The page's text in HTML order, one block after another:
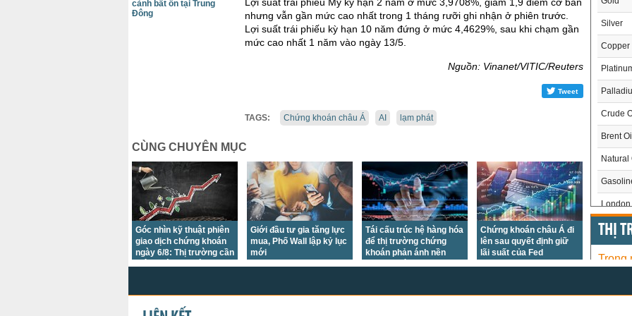
nhưng vẫn gần mức cao nhất trong 1 tháng rưỡi ghi nhận ở phiên trước.
Lợi suất trái phiếu kỳ hạn 10 năm đứng ở mức 4,4629%, sau khi chạm gần
mức cao nhất 1 năm vào ngày 13/5.
Nguồn: Vinanet/VITIC/Reuters
Tweet
TAGS: Chứng khoán châu Á AI lạm phát
cảnh bất ổn tại Trung
Đông
CÙNG CHUYÊN MỤC
Góc nhìn kỹ thuật phiên
giao dịch chứng khoán
ngày 6/8: Thị trường cần
Giới đầu tư gia tăng lực
mua, Phố Wall lập kỷ lục
mới
Tái cấu trúc hệ hàng hóa
để thị trường chứng
khoán phản ánh nền
Chứng khoán châu Á đi
lên sau quyết định giữ
lãi suất của Fed
Silver
Copper
Crude
Brent
Natural
London
US
US
THỊ
Trong